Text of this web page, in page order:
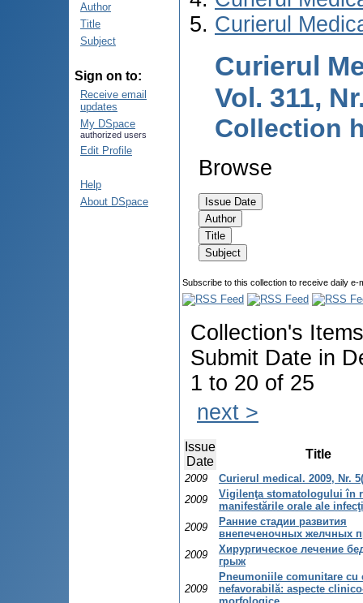
Author
Title
Subject
Sign on to:
Receive email
updates
My DSpace
authorized users
Edit Profile
Help
About DSpace
Curierul
Curierul
Vol. 311,
Collection
Browse
Subscribe to this collection to receive daily
Collection's
Submit Date in
1 to 20 of 25
next >
Issue
Date
Title
2009
Curierul medical. 2009, Nr.
2009
Vigilenţa stomatologului în
manifestările orale ale
2009
Ранние стадии развития
внепеченочных желчных
2009
Хирургическое лечение
грыж
2009
Pneumoniile comunitare cu
nefavorabilă: aspecte